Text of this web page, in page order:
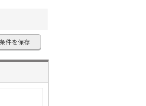
件を保存